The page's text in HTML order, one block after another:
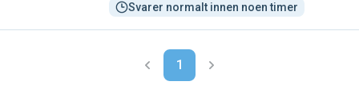
Svarer normalt innen noen timer
1